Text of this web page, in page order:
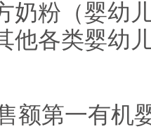
奶粉（婴幼
他各类婴幼
额第一有机